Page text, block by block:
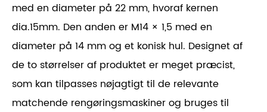
med en diameter på 22 mm, hvoraf kernen
dia.15mm. Den anden er M14 × 1,5 med en
diameter på 14 mm og et konisk hul. Designet af
de to størrelser af produktet er meget præcist,
som kan tilpasses nøjagtigt til de relevante
matchende rengøringsmaskiner og bruges til